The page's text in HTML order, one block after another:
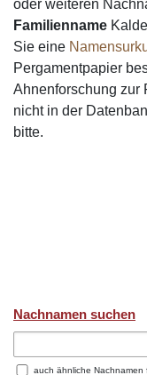
oder weiteren
Familienname
Sie eine
Pergamentpapier
Ahnenforschung zur
nicht in der
bitte.
Nachnamen suchen
auch ähnliche Nachnamen